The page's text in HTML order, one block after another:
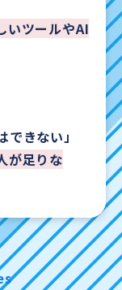
いツールやAI
できない」
が足りな